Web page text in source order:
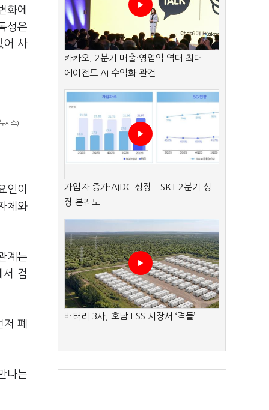
화에
성은
어 사
시스)
인이
체와
계는
서 검
폐
나는
카카오, 2분기 매출·영업익 역대 최대…
에이전트 AI 수익화 관건
가입자 증가·AIDC 성장…SKT 2분기 성
장 본궤도
배터리 3사, 호남 ESS 시장서 ‘격돌’